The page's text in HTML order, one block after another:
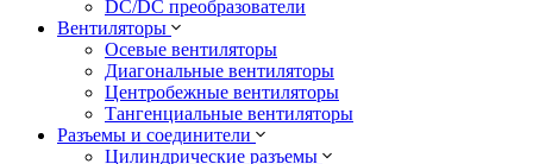
DC/DC преобразователи
Вентиляторы
Осевые вентиляторы
Диагональные вентиляторы
Центробежные вентиляторы
Тангенциальные вентиляторы
Разъемы и соединители
Цилиндрические разъемы